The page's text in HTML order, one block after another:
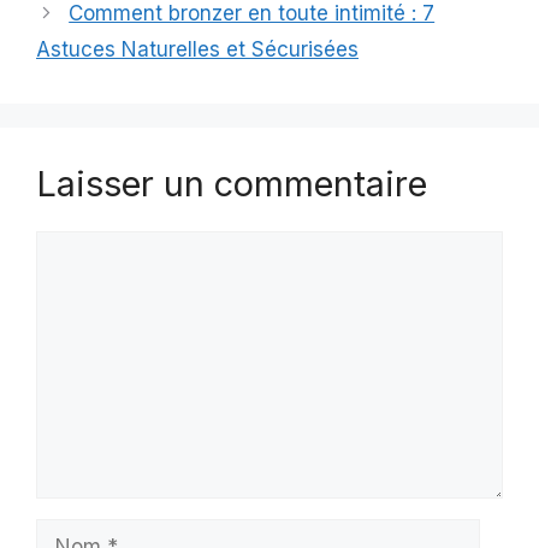
Comment bronzer en toute intimité : 7
Astuces Naturelles et Sécurisées
Laisser un commentaire
Nom